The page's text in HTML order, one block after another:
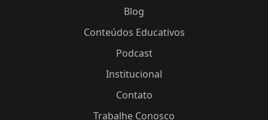
Blog
Conteúdos Educativos
Podcast
Institucional
Contato
Trabalhe Conosco